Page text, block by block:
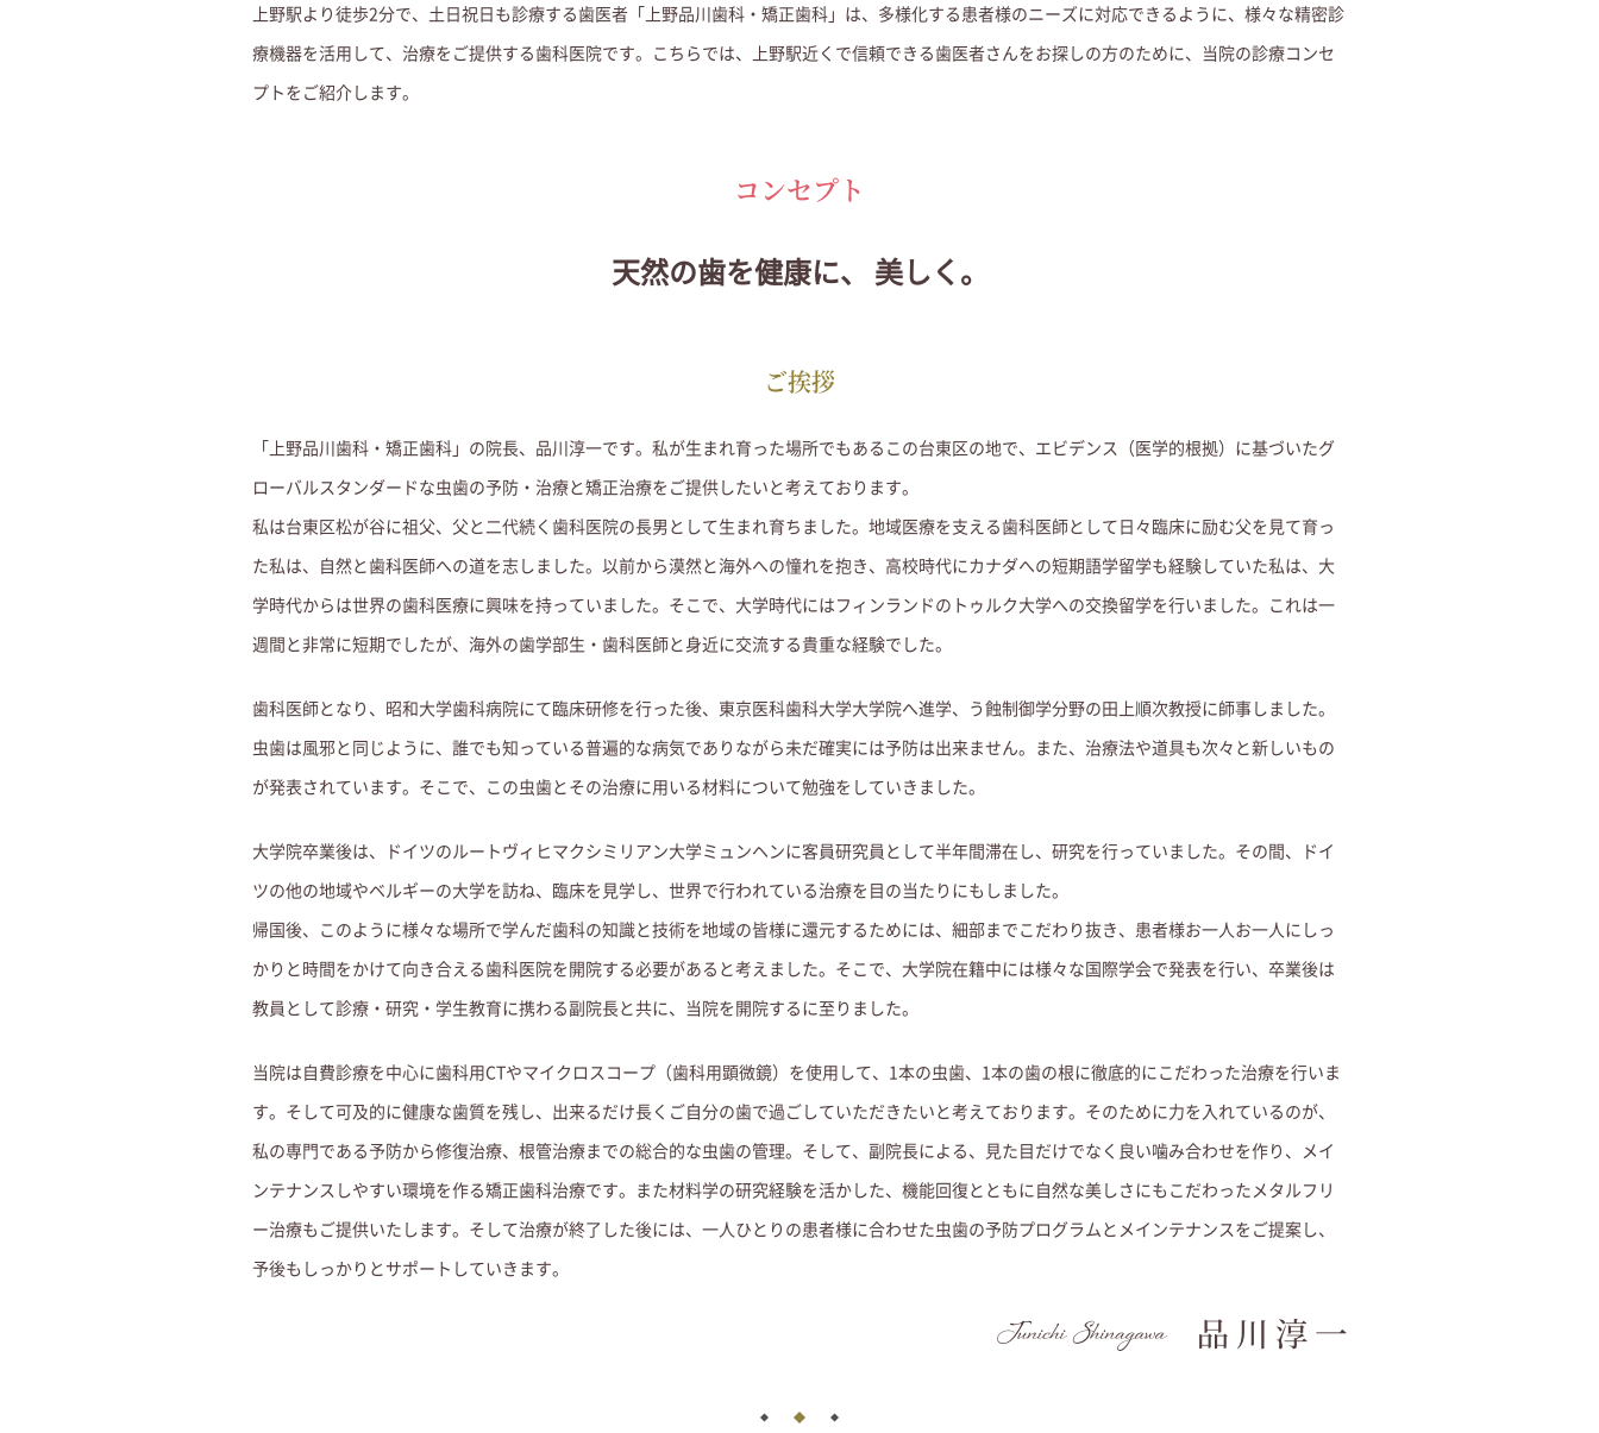
上野駅より徒歩2分で、土日祝日も診療する歯医者「上野品川歯科・矯正歯科」は、多様化する患者様のニーズに対応できるように、様々な精密診
療機器を活用して、治療をご提供する歯科医院です。こちらでは、上野駅近くで信頼できる歯医者さんをお探しの方のために、当院の診療コンセ
プトをご紹介します。
コンセプト
天然の歯を健康に、 美しく。
ご挨拶
「上野品川歯科・矯正歯科」の院長、品川淳一です。私が生まれ育った場所でもあるこの台東区の地で、エビデンス（医学的根拠）に基づいたグ
ローバルスタンダードな虫歯の予防・治療と矯正治療をご提供したいと考えております。
私は台東区松が谷に祖父、父と二代続く歯科医院の長男として生まれ育ちました。地域医療を支える歯科医師として日々臨床に励む父を見て育っ
た私は、自然と歯科医師への道を志しました。 以前から漠然と海外への憧れを抱き、高校時代にカナダへの短期語学留学も経験していた私は、大
学時代からは世界の歯科医療に興味を持っていました。 そこで、大学時代にはフィンランドのトゥルク大学への交換留学を行いました。これは一
週間と非常に短期でしたが、海外の歯学部生・歯科医師と身近に交流する貴重な経験でした。
歯科医師となり、昭和大学歯科病院にて臨床研修を行った後、東京医科歯科大学大学院へ進学、う蝕制御学分野の田上順次教授に師事しました。
虫歯は風邪と同じように、誰でも知っている普遍的な病気でありながら未だ確実には予防は出来ません。 また、治療法や道具も次々と新しいもの
が発表されています。そこで、この虫歯とその治療に用いる材料について勉強をしていきました。
大学院卒業後は、ドイツのルートヴィヒマクシミリアン大学ミュンヘンに客員研究員として半年間滞在し、研究を行っていました。その間、ドイ
ツの他の地域やベルギーの大学を訪ね、臨床を見学し、世界で行われている治療を目の当たりにもしました。
帰国後、このように様々な場所で学んだ歯科の知識と技術を地域の皆様に還元するためには、細部までこだわり抜き、患者様お一人お一人にしっ
かりと時間をかけて向き合える歯科医院を開院する必要があると考えました。 そこで、大学院在籍中には様々な国際学会で発表を行い、卒業後は
教員として診療・研究・学生教育に携わる副院長と共に、当院を開院するに至りました。
当院は自費診療を中心に歯科用CTやマイクロスコープ（歯科用顕微鏡）を使用して、1本の虫歯、1本の歯の根に徹底的にこだわった治療を行いま
す。そして可及的に健康な歯質を残し、出来るだけ長くご自分の歯で過ごしていただきたいと考えております。 そのために力を入れているのが、
私の専門である予防から修復治療、根管治療までの総合的な虫歯の管理。そして、副院長による、見た目だけでなく良い噛み合わせを作り、メイ
ンテナンスしやすい環境を作る矯正歯科治療です。また材料学の研究経験を活かした、機能回復とともに自然な美しさにもこだわったメタルフリ
ー治療もご提供いたします。 そして治療が終了した後には、一人ひとりの患者様に合わせた虫歯の予防プログラムとメインテナンスをご提案し、
予後もしっかりとサポートしていきます。